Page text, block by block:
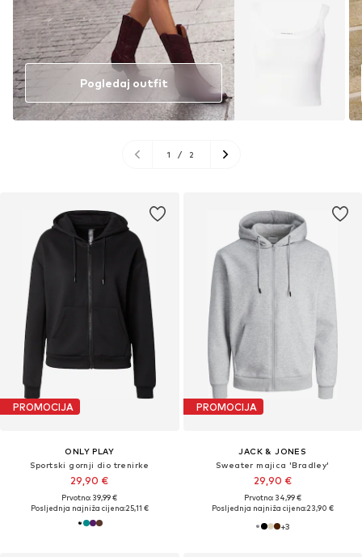
PROMOCIJA
ONLY PLAY
Sportski gornji dio trenirke
29,90 €
Prvotno: 39,99 €
Posljednja najniža cijena:25,11 €
PROMOCIJA
JACK & JONES
Sweater majica 'Bradley'
29,90 €
Prvotno: 34,99 €
Posljednja najniža cijena:23,90 €
+3
Pogledaj outfit
1 / 2